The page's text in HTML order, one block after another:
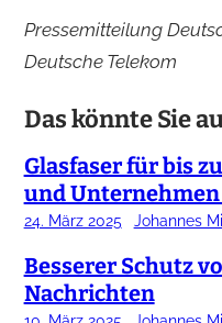
Pressemitteilung
Deutsche Telekom
Das könnte Sie
Glasfaser für bis
und
24. März 2025 Johannes
Besserer Schutz
Nachrichten